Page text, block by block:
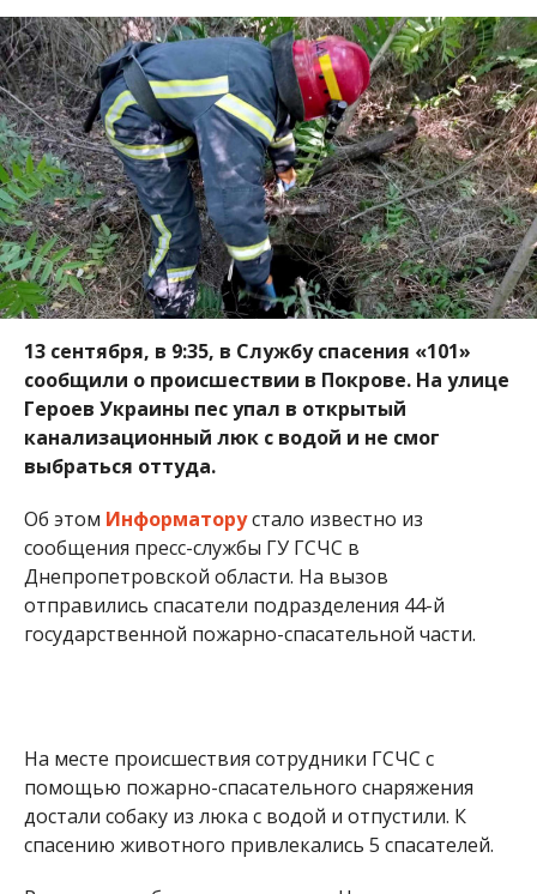
13 сентября, в 9:35, в Службу спасения «101»
сообщили о происшествии в Покрове. На улице
Героев Украины пес упал в открытый
канализационный люк с водой и не смог
выбратьсяоттуда.
Об этомИнформаторустало известно из
сообщения пресс-службы ГУ ГСЧС в
Днепропетровской области. На вызов
отправились спасатели подразделения 44-й
государственной пожарно-спасательной части.
На месте происшествия сотрудники ГСЧС с
помощью пожарно-спасательного снаряжения
достали собаку из люка с водой и отпустили. К
спасению животного привлекались 5 спасателей.
Ранее мы сообщили о том, что в Никополе на
улице Магнитогорская горел сарай. Подробнее об
этом читайтездесь.